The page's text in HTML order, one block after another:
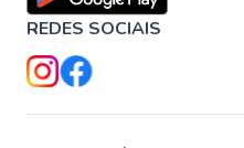
REDES SOCIAIS